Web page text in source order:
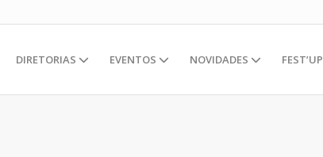
DIRETORIAS EVENTOS NOVIDADES FEST’UP